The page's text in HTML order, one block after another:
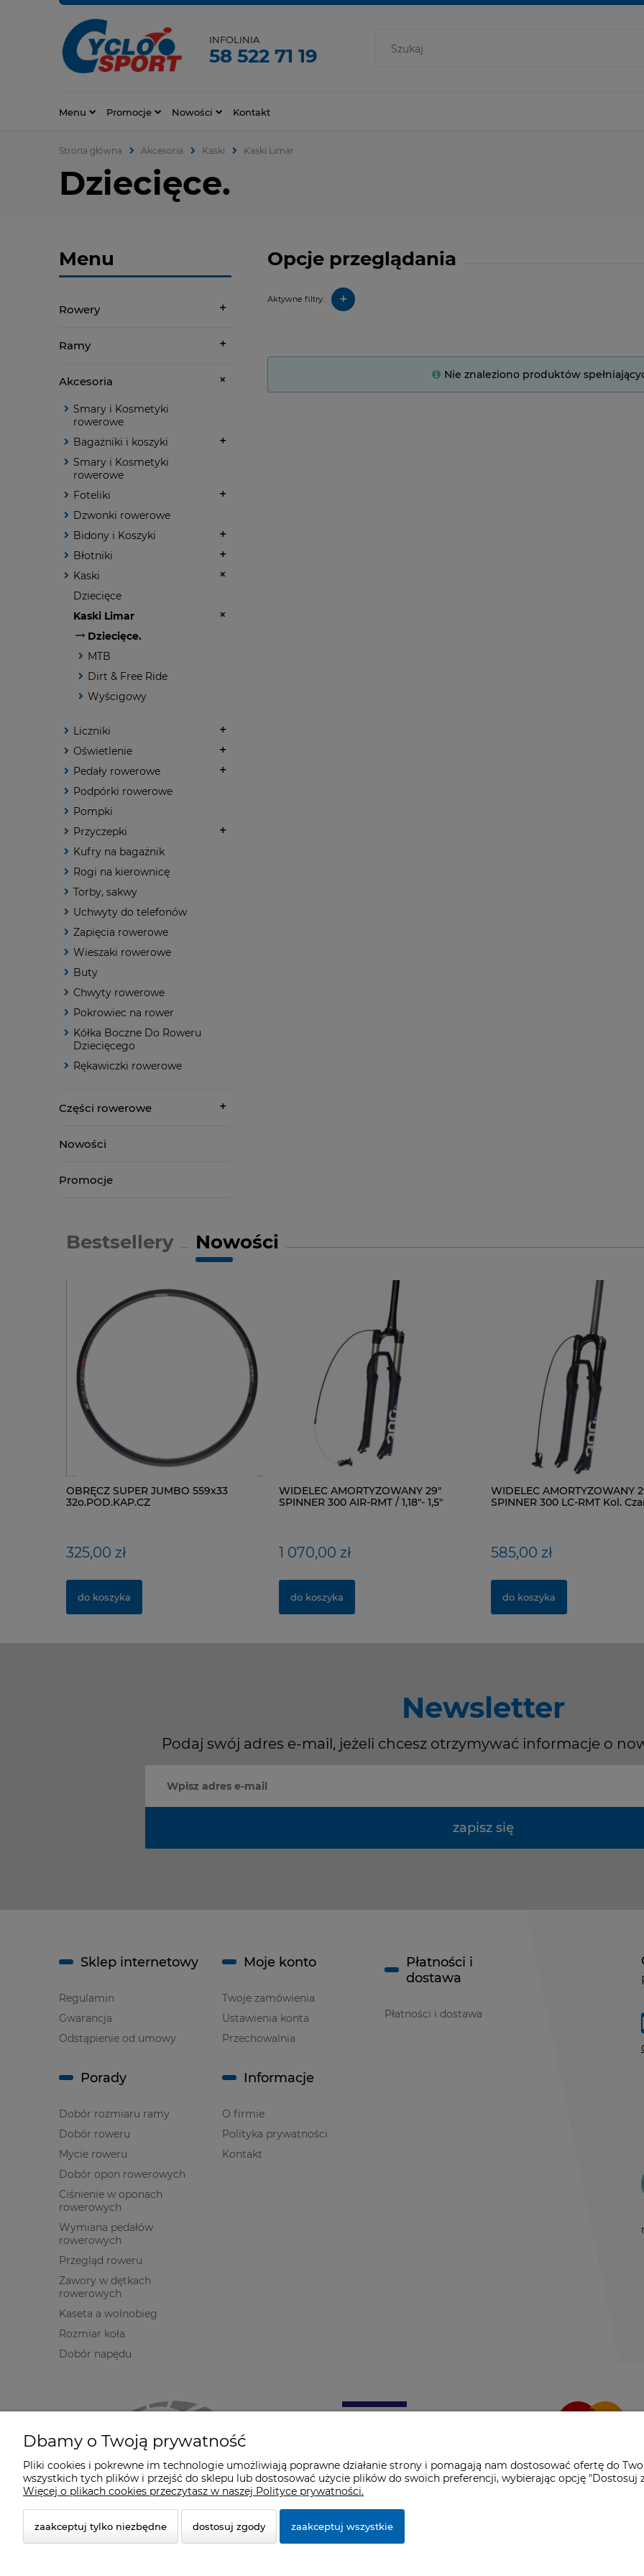
INFOLINIA
58 522 71 19
Menu Promocje Nowości Kontakt
Strona główna Akcesoria Kaski Kaski Limar
Dziecięce.
Menu
Rowery
Ramy
Akcesoria
Smary i Kosmetyki
rowerowe
Bagażniki i koszyki
Smary i Kosmetyki
rowerowe
Foteliki
Dzwonki rowerowe
Bidony i Koszyki
Błotniki
Kaski
Dziecięce
Kaski Limar
Dziecięce.
MTB
Dirt & Free Ride
Wyścigowy
Liczniki
Oświetlenie
Pedały rowerowe
Podpórki rowerowe
Pompki
Przyczepki
Kufry na bagażnik
Rogi na kierownicę
Torby, sakwy
Uchwyty do telefonów
Zapięcia rowerowe
Wieszaki rowerowe
Buty
Chwyty rowerowe
Pokrowiec na rower
Kółka Boczne Do Roweru
Dziecięcego
Rękawiczki rowerowe
Części rowerowe
Nowości
Promocje
Opcje przeglądania
Aktywne filtry: +
Nie znaleziono produktów
Nowości
Bestsellery
OBRĘCZ SUPER JUMBO 559x33
32o.POD.KAP.CZ
325,00 zł
do koszyka
WIDELEC AMORTYZOWANY 29"
SPINNER 300 AIR-RMT / 1,18"- 1,5"
1 070,00 zł
do koszyka
WIDELEC AMORTYZOWANY
SPINNER 300 LC-RMT Kol.
585,00 zł
do koszyka
Newsletter
Podaj swój adres e-mail, jeżeli chcesz otrzymywać informacje o
zapisz się
Sklep internetowy
Regulamin
Gwarancja
Odstąpienie od umowy
Moje konto
Twoje zamówienia
Ustawienia konta
Przechowalnia
Płatności i
dostawa
Płatności i dostawa
Porady
Dobór rozmiaru ramy
Dobór roweru
Mycie roweru
Dobór opon rowerowych
Ciśnienie w oponach
rowerowych
Wymiana pedałów
rowerowych
Przegląd roweru
Zawory w dętkach
rowerowych
Kaseta a wolnobieg
Rozmiar koła
Dobór napędu
Informacje
O firmie
Polityka prywatności
Kontakt
Dbamy o Twoją prywatność
Pliki cookies i pokrewne im technologie umożliwiają poprawne działanie strony i pomagają nam dostosować ofertę do
wszystkich tych plików i przejść do sklepu lub dostosować użycie plików do swoich preferencji, wybierając opcję "Dostosuj
Więcej o plikach cookies przeczytasz w naszej Polityce prywatności.
zaakceptuj tylko niezbędne dostosuj zgody zaakceptuj wszystkie